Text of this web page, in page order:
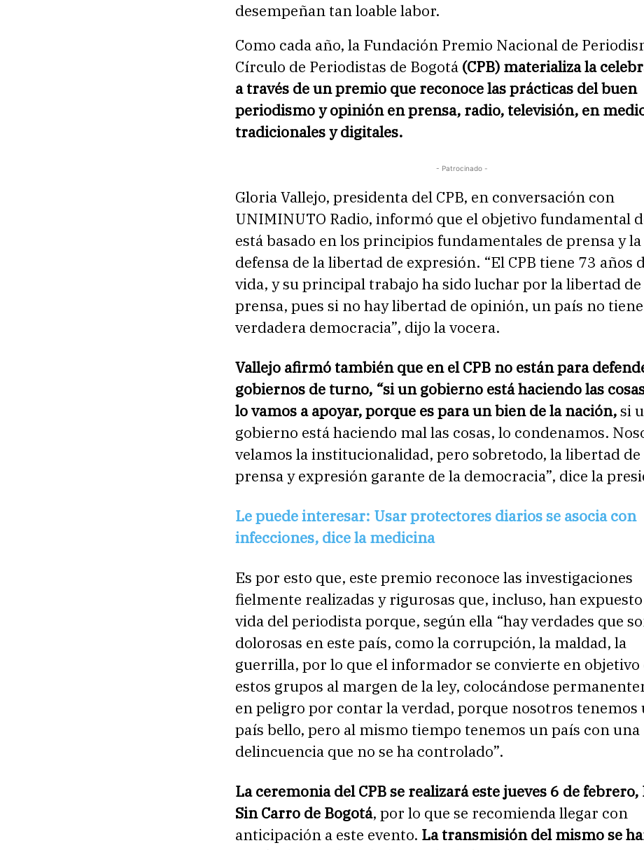
desempeñan tan loable labor.
Como cada año, la Fundación Premio Nacional de
Círculo de Periodistas de Bogotá (CPB) materializa la
a través de un premio que reconoce las prácticas del buen
periodismo y opinión en prensa, radio, televisión, en
tradicionales y digitales.
- Patrocinado -
Gloria Vallejo, presidenta del CPB, en conversación con
UNIMINUTO Radio, informó que el objetivo fundamental
está basado en los principios fundamentales de prensa y la
defensa de la libertad de expresión. “El CPB tiene 73 años
vida, y su principal trabajo ha sido luchar por la libertad de
prensa, pues si no hay libertad de opinión, un país no tiene
verdadera democracia”, dijo la vocera.
Vallejo afirmó también que en el CPB no están para
gobiernos de turno, “si un gobierno está haciendo las
lo vamos a apoyar, porque es para un bien de la nación,si
gobierno está haciendo mal las cosas, lo condenamos.
velamos la institucionalidad, pero sobretodo, la libertad de
prensa y expresión garante de la democracia”, dice la
Le puede interesar: Usar protectores diarios se asocia con
infecciones, dice la medicina
Es por esto que, este premio reconoce las investigaciones
fielmente realizadas y rigurosas que, incluso, han
vida del periodista porque, según ella “hay verdades que
dolorosas en este país, como la corrupción, la maldad, la
guerrilla, por lo que el informador se convierte en objetivo
estos grupos al margen de la ley, colocándose
en peligro por contar la verdad, porque nosotros tenemos
país bello, pero al mismo tiempo tenemos un país con una
delincuencia que no se ha controlado”.
La ceremonia del CPB se realizará este jueves 6 de febrero,
Sin Carro de Bogotá, por lo que se recomienda llegar con
anticipación a este evento. La transmisión del mismo se